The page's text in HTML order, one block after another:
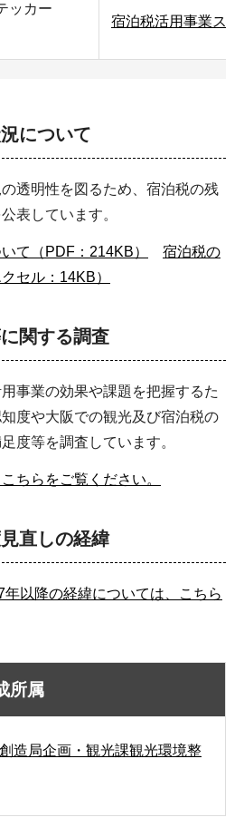
ッカー
宿泊税活用事業ス
について
透明性を図るため、宿泊税の残
表しています。
て（PDF：214KB）
宿泊税の
セル：14KB）
関する調査
事業の効果や課題を把握するた
度や大阪での観光及び宿泊税の
度等を調査しています。
ちらをご覧ください。
直しの経緯
以降の経緯については、こちら
所属
造局企画・観光課観光環境整